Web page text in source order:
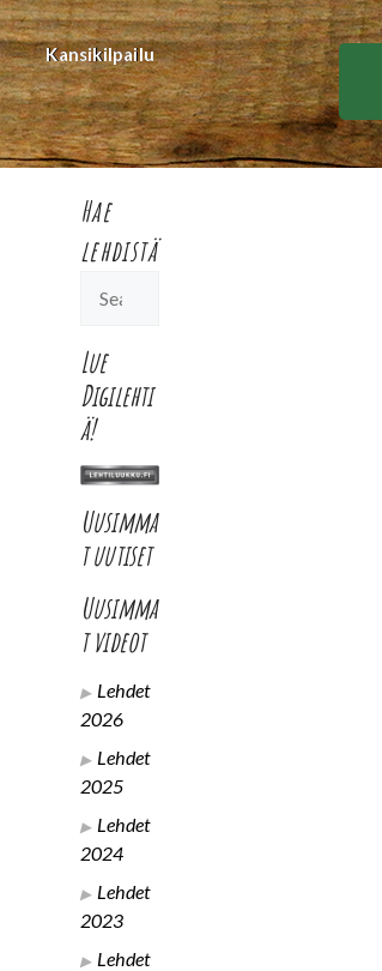
Kansikilpailu
Hae
lehdistä
Lue
Digilehti
ä!
Uusimma
t uutiset
Uusimma
t videot
Lehdet
2026
Lehdet
2025
Lehdet
2024
Lehdet
2023
Lehdet